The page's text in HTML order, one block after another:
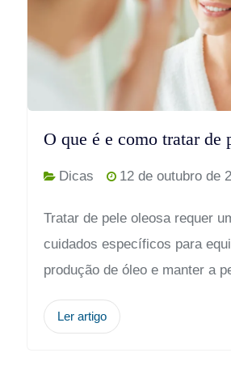
O que é e como tratar de
Dicas 12 de outubro de
Tratar de pele oleosa requer
cuidados específicos para
produção de óleo e manter a
Ler artigo